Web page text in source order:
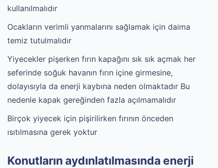
kullanılmalıdır
Ocakların verimli yanmalarını sağlamak için daima
temiz tutulmalıdır
Yiyecekler pişerken fırın kapağını sık sık açmak her
seferinde soğuk havanın fırın içine girmesine,
dolayısıyla da enerji kaybına neden olmaktadır Bu
nedenle kapak gereğinden fazla açılmamalıdır
Birçok yiyecek için pişirilirken fırının önceden
ısıtılmasına gerek yoktur
Konutların aydınlatılmasında enerji